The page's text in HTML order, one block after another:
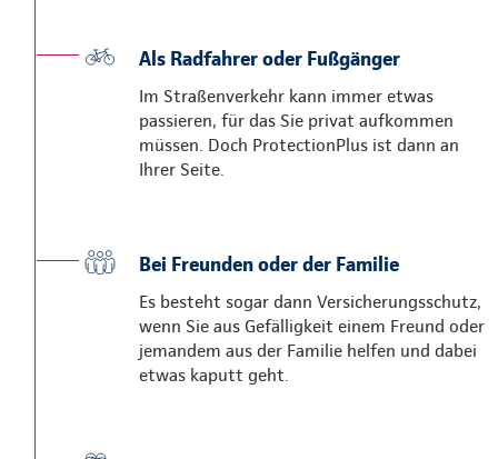
Als Radfahrer oder Fußgänger
Im Straßenverkehr kann immer etwas
passieren, für das Sie privat aufkommen
müssen. Doch ProtectionPlus ist dann an
Ihrer Seite.
Bei Freunden oder der Familie
Es besteht sogar dann Versicherungsschutz,
wenn Sie aus Gefälligkeit einem Freund oder
jemandem aus der Familie helfen und dabei
etwas kaputt geht.